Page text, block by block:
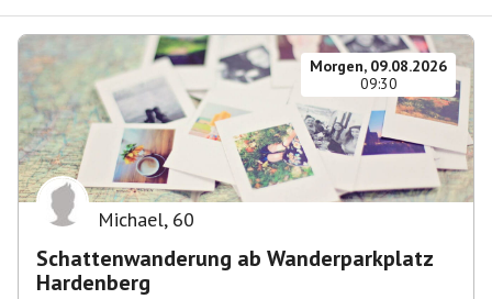
Morgen, 09.08.2026
09:30
Michael, 60
Schattenwanderung ab Wanderparkplatz
Hardenberg